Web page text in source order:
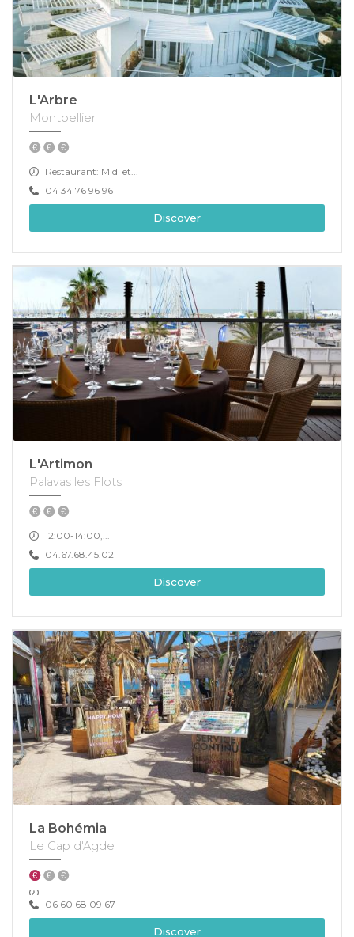
L'Arbre
Montpellier
Restaurant: Midi et...
04 34 76 96 96
Discover
L'Artimon
Palavas les Flots
12:00-14:00,...
04.67.68.45.02
Discover
La Bohémia
Le Cap d'Agde
06 60 68 09 67
Discover